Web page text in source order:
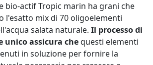
bio-actif Tropic marin ha grani che
l'esatto mix di 70 oligoelementi
salata naturale. Il processo di
unico assicura chequesti elementi
in soluzione per fornire la